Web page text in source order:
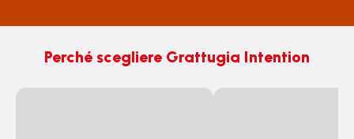
Perché scegliere Grattugia Intention